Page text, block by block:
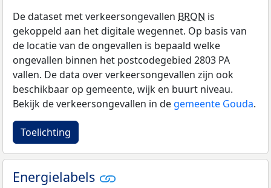
De dataset met verkeersongevallen BRON is
gekoppeld aan het digitale wegennet. Op basis van
de locatie van de ongevallen is bepaald welke
ongevallen binnen het postcodegebied 2803 PA
vallen. De data over verkeersongevallen zijn ook
beschikbaar op gemeente, wijk en buurt niveau.
Bekijk de verkeersongevallen in de gemeente Gouda.
Toelichting
Energielabels